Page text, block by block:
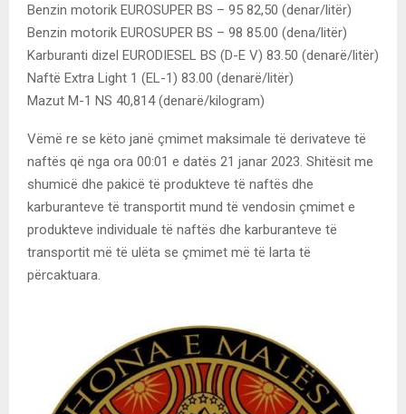
Benzin motorik EUROSUPER BS – 95 82,50 (denar/litër)
Benzin motorik EUROSUPER BS – 98 85.00 (dena/litër)
Karburanti dizel EURODIESEL BS (D-E V) 83.50 (denarë/litër)
Naftë Extra Light 1 (EL-1) 83.00 (denarë/litër)
Mazut M-1 NS 40,814 (denarë/kilogram)
Vëmë re se këto janë çmimet maksimale të derivateve të
naftës që nga ora 00:01 e datës 21 janar 2023. Shitësit me
shumicë dhe pakicë të produkteve të naftës dhe
karburanteve të transportit mund të vendosin çmimet e
produkteve individuale të naftës dhe karburanteve të
transportit më të ulëta se çmimet më të larta të
përcaktuara.